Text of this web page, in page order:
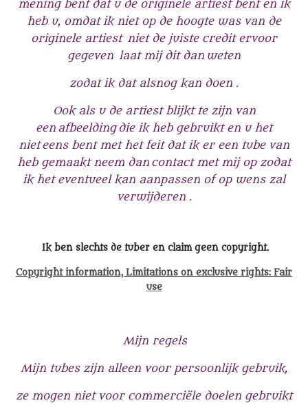
mening bent dat u de originele artiest bent en ik
heb u, omdat ik niet op de hoogte was van de
originele artiest niet de juiste credit ervoor
gegeven laat mij dit dan weten
zodat ik dat alsnog kan doen .
Ook als u de artiest blijkt te zijn van
een afbeelding die ik heb gebruikt en u het
niet eens bent met het feit dat ik er een tube van
heb gemaakt neem dan contact met mij op zodat
ik het eventueel kan aanpassen of op wens zal
verwijderen .
Ik ben slechts de tuber en claim geen copyright.
Copyrightinformation, Limitations on exclusive rights: Fair
use
Mijn regels
Mijn tubes zijn alleen voor persoonlijk gebruik,
ze mogen niet voor commerciële doelen gebruikt